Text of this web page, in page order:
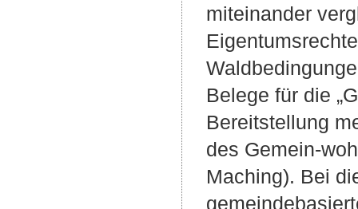
miteinander
Belege für die
Bereitstellung
des Gemein-
Maching). Bei